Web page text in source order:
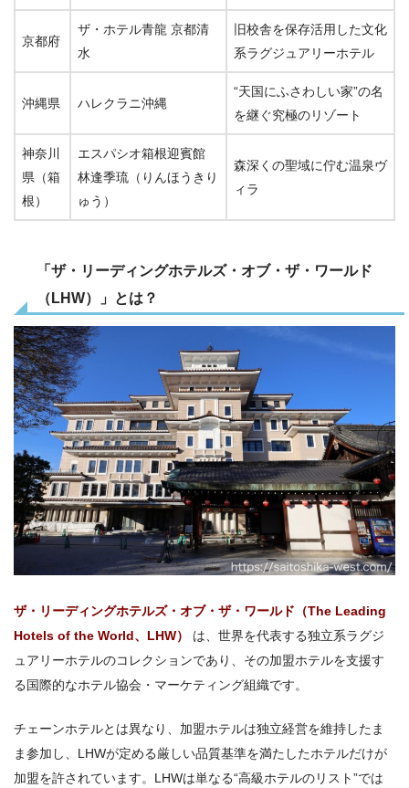
京都府
ザ・ホテル青龍 京都清
水
旧校舎を保存活用した文化
系ラグジュアリーホテル
沖縄県 ハレクラニ沖縄
“天国にふさわしい家”の名
を継ぐ究極のリゾート
神奈川
県（箱
根）
エスパシオ箱根迎賓館
林逢季琉（りんほうきり
ゅう）
森深くの聖域に佇む温泉ヴ
ィラ
「ザ・リーディングホテルズ・オブ・ザ・ワールド
（LHW）」とは？
ザ・リーディングホテルズ・オブ・ザ・ワールド（The Leading
Hotels of the World、LHW）
は、世界を代表する独立系ラグジ
ュアリーホテルのコレクションであり、その加盟ホテルを支援す
る国際的なホテル協会・マーケティング組織です。
チェーンホテルとは異なり、加盟ホテルは独立経営を維持したま
ま参加し、LHWが定める厳しい品質基準を満たしたホテルだけが
加盟を許されています。LHWは単なる“高級ホテルのリスト”では